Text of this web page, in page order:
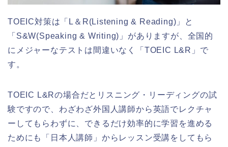
TOEIC対策は「L＆R(Listening & Reading)」と
「S&W(Speaking & Writing)」がありますが、全国的
にメジャーなテストは間違いなく「TOEIC L&R」で
す。
TOEIC L&Rの場合だとリスニング・リーディングの試
験ですので、わざわざ外国人講師から英語でレクチャ
ーしてもらわずに、できるだけ効率的に学習を進める
ためにも「日本人講師」からレッスン受講をしてもら